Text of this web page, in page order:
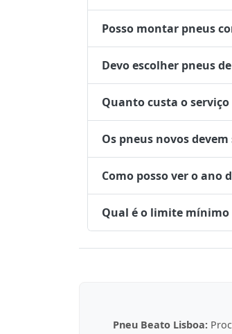
Posso montar pneus
Devo escolher pneus
Quanto custa o
Os pneus novos
Como posso ver o ano
Qual é o limite mínimo
Pneu Beato Lisboa: